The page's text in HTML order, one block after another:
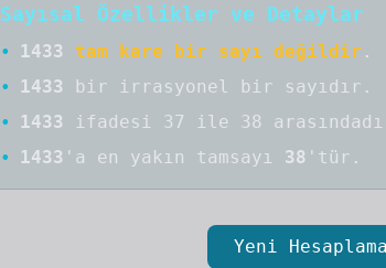
Sayısal Özellikler ve Detaylar
• 1433 tam kare bir sayı değildir .
•
1433 bir irrasyonel bir sayıdır .
•
1433
ifadesi 37 ile 38
•
1433 'a en yakın tamsayı 38 'tür.
Yeni Hesaplama